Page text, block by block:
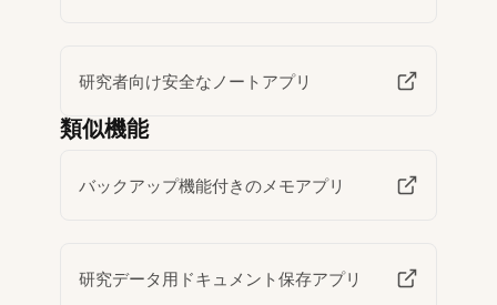
研究者向け安全なノートアプリ
類似機能
バックアップ機能付きのメモアプリ
研究データ用ドキュメント保存アプリ